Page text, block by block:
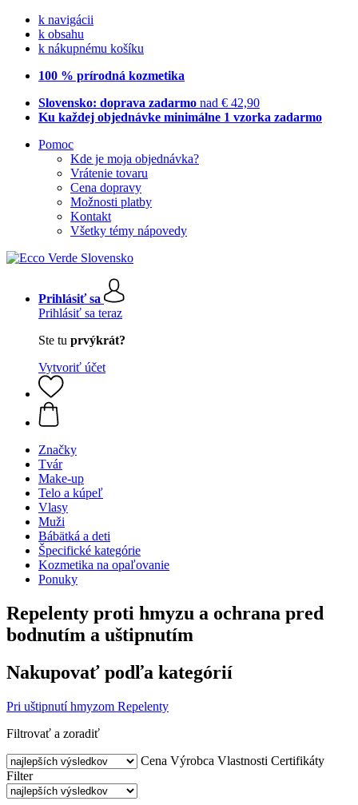
k navigácii
k obsahu
k nákupnému košíku
100 % prírodná kozmetika
Slovensko: doprava zadarmo nad € 42,90
Ku každej objednávke minimálne 1 vzorka zadarmo
Pomoc
Kde je moja objednávka?
Vrátenie tovaru
Cena dopravy
Možnosti platby
Kontakt
Všetky témy nápovedy
Prihlásiť sa
Prihlásiť sa teraz
Ste tu prvýkrát?
Vytvoriť účet
Značky
Tvár
Make-up
Telo a kúpeľ
Vlasy
Muži
Bábätká a deti
Špecifické kategórie
Kozmetika na opaľovanie
Ponuky
Repelenty proti hmyzu a ochrana pred
bodnutím a uštipnutím
Nakupovať podľa kategórií
Pri uštipnutí hmyzom Repelenty
Filtrovať a zoradiť
Cena Výrobca Vlastnosti Certifikáty
Filter